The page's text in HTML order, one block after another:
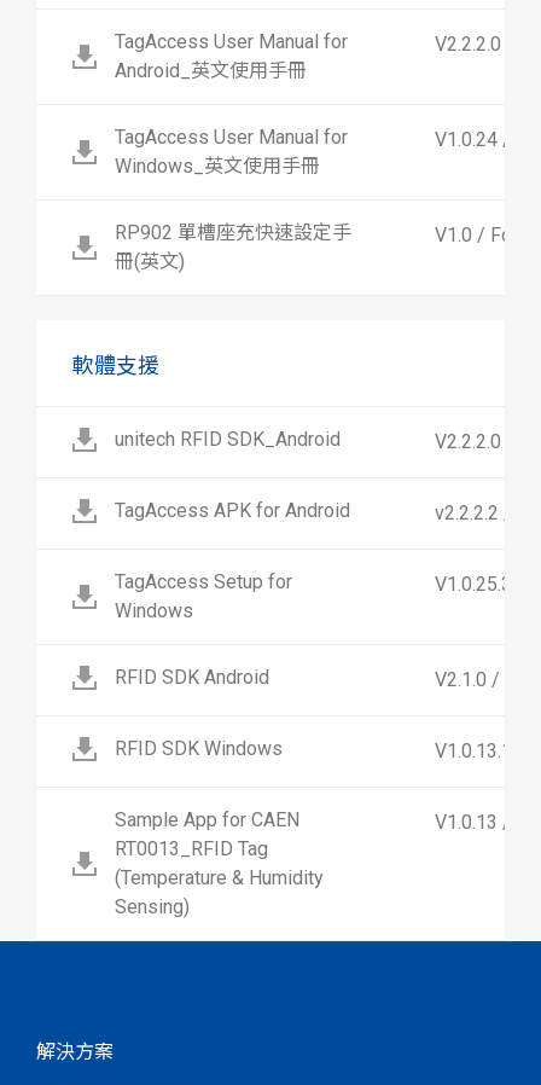
TagAccess User Manual for
Android_英文使用手冊
V2.2.2.0 /
TagAccess User Manual for
Windows_英文使用手冊
V1.0.24 /
RP902 單槽座充快速設定手
冊(英文)
V1.0 / For
軟體支援
unitech RFID SDK_Android V2.2.2.0 /
TagAccess APK for Android v2.2.2.2 /
TagAccess Setup for
Windows
V1.0.25.3 /
RFID SDK Android V2.1.0 / For
RFID SDK Windows V1.0.13.1 /
Sample App for CAEN
RT0013_RFID Tag
(Temperature & Humidity
Sensing)
V1.0.13 /
解決方案